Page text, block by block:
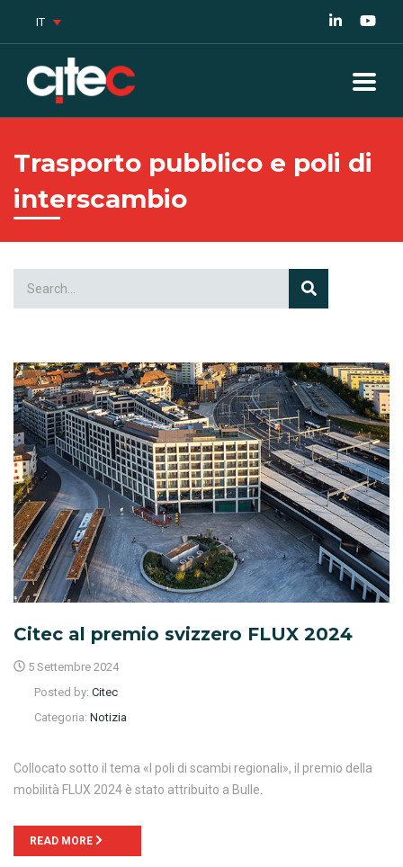
IT
Trasporto pubblico e poli di
interscambio
Citec al premio svizzero FLUX 2024
5 Settembre 2024
Posted by: Citec
Categoria: Notizia
Collocato sotto il tema «I poli di scambi regionali», il premio della
mobilità FLUX 2024 è stato attribuito a Bulle.
READ MORE